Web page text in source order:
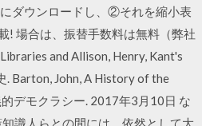
ダウンロードし、②それを縮小表
! 場合は、振替手数料は無料（弊社
and Allison, Henry, Kant's
. Barton, John, A History of the
デモクラシー. 2017年3月10日 な
識人らとの間には、依然として大